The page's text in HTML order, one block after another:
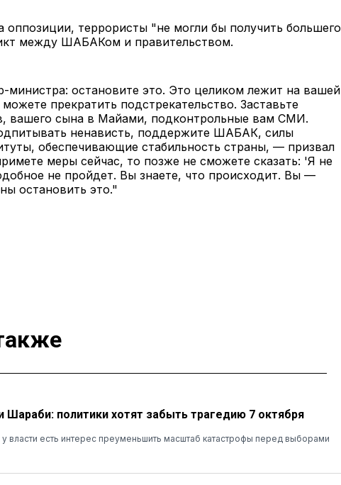
оппозиции, террористы "не могли бы получить большего
между ШАБАКом и правительством.
остановите это. Это целиком лежит на вашей
прекратить подстрекательство. Заставьте
вашего сына в Майами, подконтрольные вам СМИ.
ненависть, поддержите ШАБАК, силы
обеспечивающие стабильность страны, — призвал
меры сейчас, то позже не сможете сказать: 'Я не
не пройдет. Вы знаете, что происходит. Вы —
остановить это."
политики хотят забыть трагедию 7 октября
у власти есть интерес преуменьшить масштаб катастрофы перед выборами